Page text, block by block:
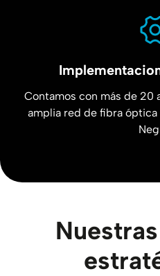
Contamos con más de 20
amplia red de fibra óptica